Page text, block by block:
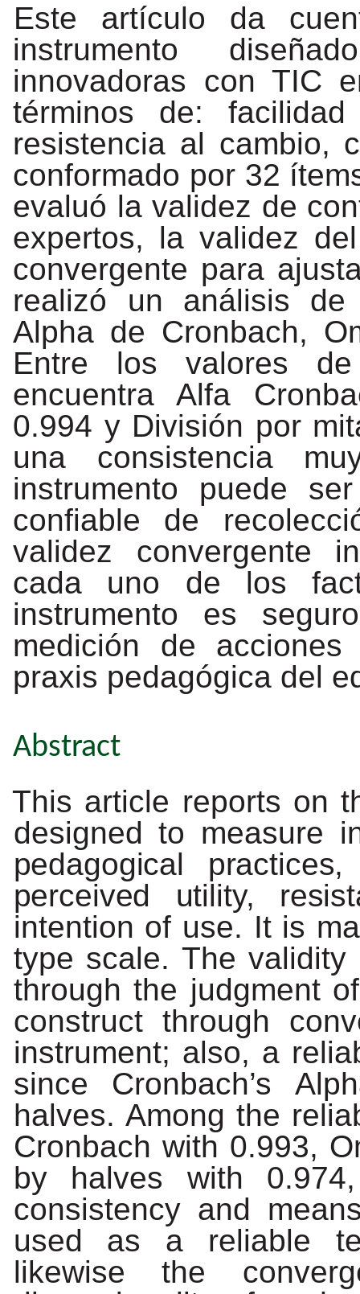
Este artículo da
instrumento
innovadoras con TIC
términos de:
resistencia al cambio,
conformado por 32
evaluó la validez de
expertos, la validez
convergente para
realizó un análisis
Alpha de Cronbach,
Entre los valores
encuentra Alfa
0.994 y División por
una consistencia
instrumento
puede
ser
confiable
de
validez
convergente
cada
uno de los
instrumento es
medición de
praxis pedagógica del
Abstract
This article reports on
designed to measure
pedagogical
practices,
perceived
utility,
intention of use. It is
type scale. The
through the judgment
construct through
instrument; also, a
since Cronbach’s
halves. Among the
Cronbach with 0.993,
by halves with
consistency and
used as a reliable
likewise
the